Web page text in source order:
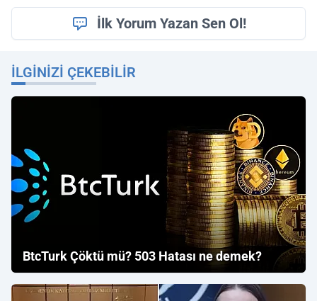
İlk Yorum Yazan Sen Ol!
İLGINIZI ÇEKEBILIR
BtcTurk Çöktü mü? 503 Hatası ne demek?